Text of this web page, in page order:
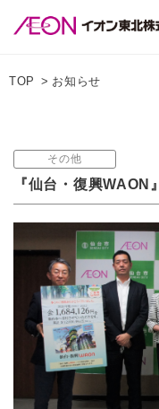
TOP お知らせ
その他
『仙台・復興WAON